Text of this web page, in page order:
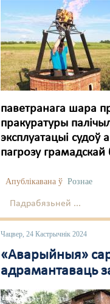
паветранага шара
пракуратуры
эксплуатацыі судоў
пагрозу грамадскай
Апублікавана ў Рознае
Падрабязьней ...
Чацвер, 24 Кастрычнік 2024
«Аварыйныя»
адрамантаваць